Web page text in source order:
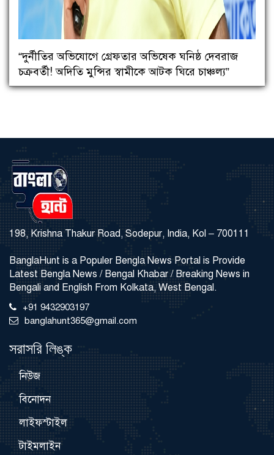
“দুর্নীতির অভিযোগে গ্রেফতার অভিষেক ঘনিষ্ঠ দেবরাজ
চক্রবর্তী! অদিতি মুন্সির স্বামীকে আটক ঘিরে চাঞ্চল্য”
198, Krishna Thakur Road, Sodepur, India, Kol – 700111
BanglaHunt is a Populer Bengla News Portal is Provide
Latest Bengla News / Bengal Khabar / Breaking News in
Bengali and English From Kolkata, West Bengal.
+91 9432903197
banglahunt365@gmail.com
সরাসরি লিঙ্ক
নিউজ
বিনোদন
লাইফস্টাইল
টাইমলাইন